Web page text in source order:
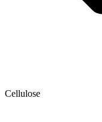
Cellulose